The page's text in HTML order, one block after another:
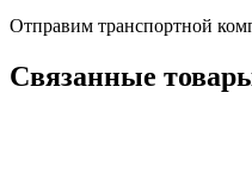
Отправим транспортной
Связанные